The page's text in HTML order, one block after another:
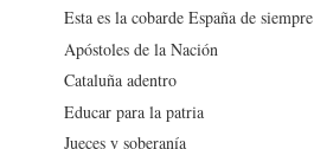
Esta es la cobarde España de siempre
Apóstoles de la Nación
Cataluña adentro
Educar para la patria
Jueces y soberanía